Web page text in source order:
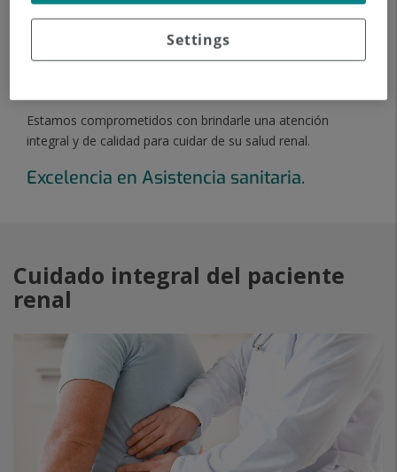
Contamos con la colaboración de otros servicios del
manejo multidisciplinar y
de la Hipertensión Arterial, infecciones
Estamos comprometidos con brindarle una atención
integral y de calidad para cuidar de su salud renal.
Excelencia en Asistencia sanitaria.
Cuidado integral del paciente
renal
Settings